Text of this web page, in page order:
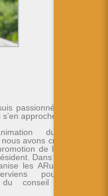
passionné par les
approche.
du blog
avons créé avec
de la réalité
Dans le cadre
les ARuseCamp
pour des
du conseil et de